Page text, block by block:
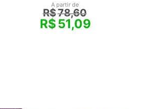
A partir de
R$78,60
R$51,09